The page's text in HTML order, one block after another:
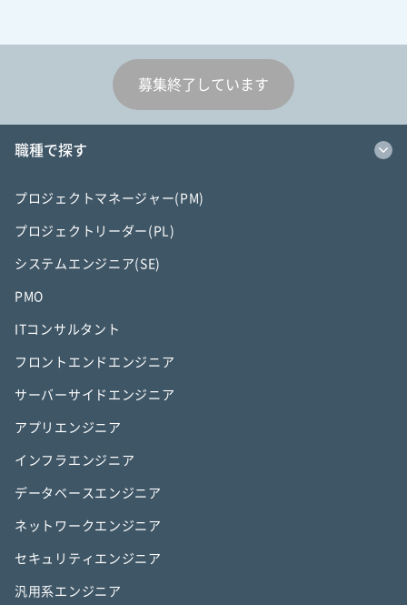
募集終了しています
職種で探す
プロジェクトマネージャー(PM)
プロジェクトリーダー(PL)
システムエンジニア(SE)
PMO
ITコンサルタント
フロントエンドエンジニア
サーバーサイドエンジニア
アプリエンジニア
インフラエンジニア
データベースエンジニア
ネットワークエンジニア
セキュリティエンジニア
汎用系エンジニア